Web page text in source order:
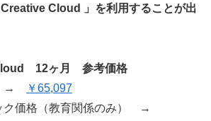
Cloud 」を利用することが出
12ヶ月 参考価格
→
￥65,097
ク価格（教育関係のみ） →